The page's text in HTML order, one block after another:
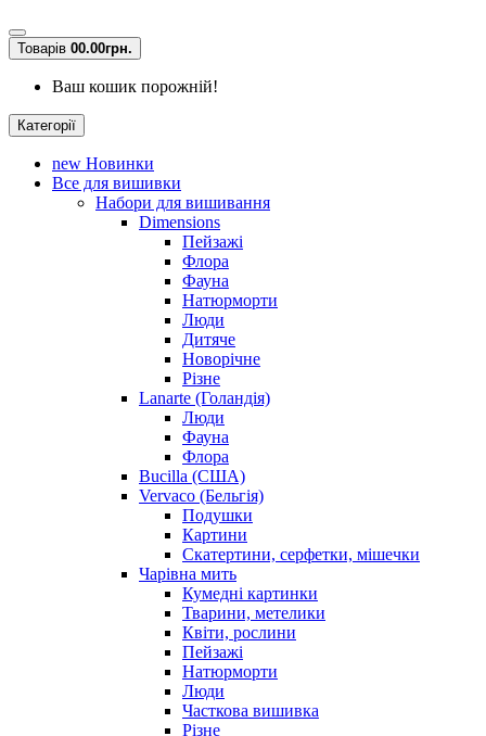
Товарів 00.00грн.
Ваш кошик порожній!
Категорії
new Новинки
Все для вишивки
Набори для вишивання
Dimensions
Пейзажі
Флора
Фауна
Натюрморти
Люди
Дитяче
Новорічне
Різне
Lanarte (Голандія)
Люди
Фауна
Флора
Bucilla (США)
Vervaco (Бельгія)
Подушки
Картини
Скатертини, серфетки, мішечки
Чарiвна мить
Кумедні картинки
Тварини, метелики
Квіти, рослини
Пейзажі
Натюрморти
Люди
Часткова вишивка
Різне